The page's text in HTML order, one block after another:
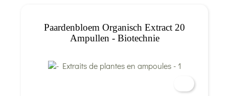
Paardenbloem Organisch Extract 20
Ampullen - Biotechnie